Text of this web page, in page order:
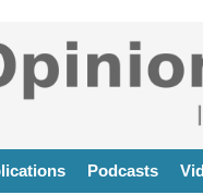
Podcasts